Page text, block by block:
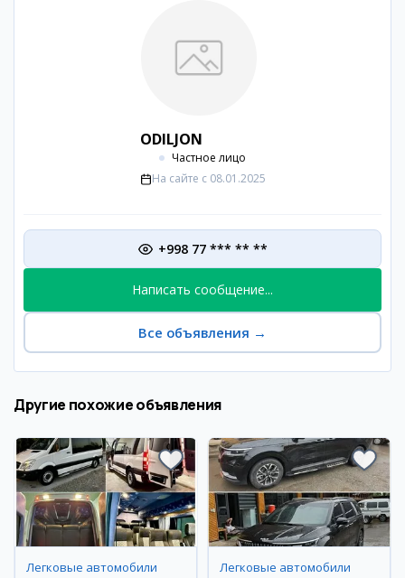
ODILJON
Частное лицо
На сайте с 08.01.2025
+998 77 *** ** **
Написать сообщение...
Все объявления →
Другие похожие объявления
Легковые автомобили Легковые автомобили